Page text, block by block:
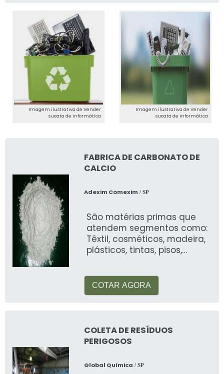
Imagem ilustrativa de Vender
sucata de informática
Imagem ilustrativa de Vender
sucata de informática
FABRICA DE CARBONATO DE
CALCIO
Adexim Comexim / SP
São matérias primas que
atendem segmentos como:
Têxtil, cosméticos, madeira,
plásticos, tintas, pisos,
COTAR AGORA
COLETA DE RESÍDUOS
PERIGOSOS
Global Química / SP